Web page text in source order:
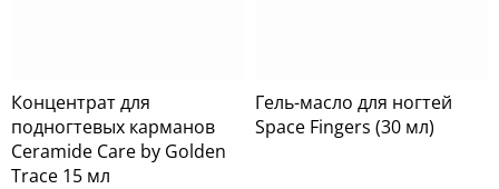
Концентрат для
подногтевых карманов
Ceramide Care by Golden
Trace 15 мл
Гель-масло для ногтей
Space Fingers (30 мл)